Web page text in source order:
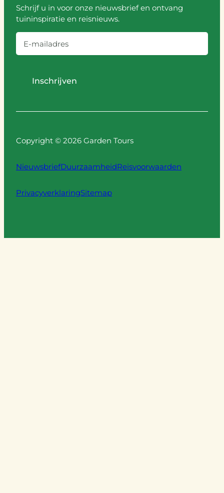
Schrijf u in voor onze nieuwsbrief en ontvang
tuininspiratie en reisnieuws.
-
l
d
e
s
Copyright © 2026 Garden Tours
NieuwsbriefDuurzaamheidReisvoorwaarden
PrivacyverklaringSitemap